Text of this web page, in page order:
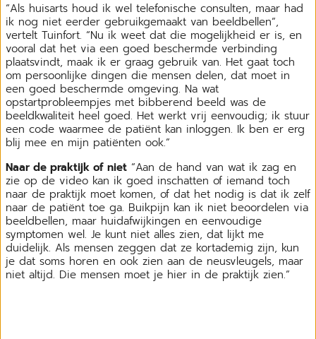
“Als huisarts houd ik wel telefonische consulten, maar had
ik nog niet eerder gebruikgemaakt van beeldbellen”,
vertelt Tuinfort. “Nu ik weet dat die mogelijkheid er is, en
vooral dat het via een goed beschermde verbinding
plaatsvindt, maak ik er graag gebruik van. Het gaat toch
om persoonlijke dingen die mensen delen, dat moet in
een goed beschermde omgeving. Na wat
opstartprobleempjes met bibberend beeld was de
beeldkwaliteit heel goed. Het werkt vrij eenvoudig; ik stuur
een code waarmee de patiënt kan inloggen. Ik ben er erg
blij mee en mijn patiënten ook.”
Naar de praktijk of niet “Aan de hand van wat ik zag en
zie op de video kan ik goed inschatten of iemand toch
naar de praktijk moet komen, of dat het nodig is dat ik zelf
naar de patiënt toe ga. Buikpijn kan ik niet beoordelen via
beeldbellen, maar huidafwijkingen en eenvoudige
symptomen wel. Je kunt niet alles zien, dat lijkt me
duidelijk. Als mensen zeggen dat ze kortademig zijn, kun
je dat soms horen en ook zien aan de neusvleugels, maar
niet altijd. Die mensen moet je hier in de praktijk zien.”